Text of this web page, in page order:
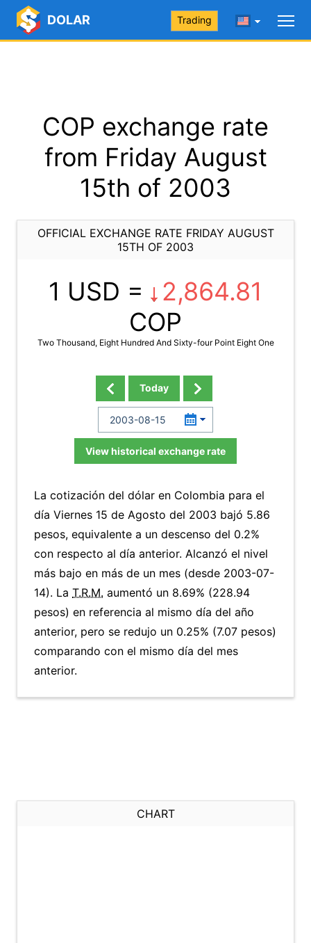
DOLAR Trading
COP exchange rate
from Friday August
15th of 2003
OFFICIAL EXCHANGE RATE FRIDAY AUGUST
15TH OF 2003
1 USD =
2,864.81
COP
Two Thousand, Eight Hundred And Sixty-four Point Eight One
Today
View historical exchange rate
La cotización del dólar en Colombia para el
día Viernes 15 de Agosto del 2003 bajó 5.86
pesos, equivalente a un descenso del 0.2%
con respecto al día anterior. Alcanzó el nivel
más bajo en más de un mes (desde 2003-07-
14). La T.R.M. aumentó un 8.69% (228.94
pesos) en referencia al mismo día del año
anterior, pero se redujo un 0.25% (7.07 pesos)
comparando con el mismo día del mes
anterior.
CHART